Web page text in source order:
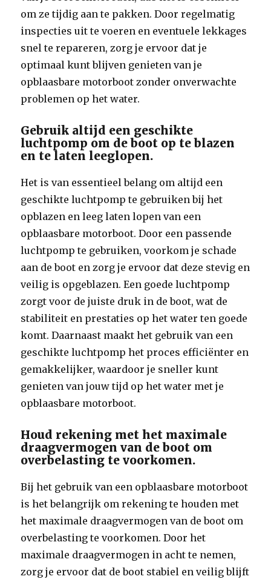
om ze tijdig aan te pakken. Door regelmatig
inspecties uit te voeren en eventuele lekkages
snel te repareren, zorg je ervoor dat je
optimaal kunt blijven genieten van je
opblaasbare motorboot zonder onverwachte
problemen op het water.
Gebruik altijd een geschikte
luchtpomp om de boot op te blazen
en te laten leeglopen.
Het is van essentieel belang om altijd een
geschikte luchtpomp te gebruiken bij het
opblazen en leeg laten lopen van een
opblaasbare motorboot. Door een passende
luchtpomp te gebruiken, voorkom je schade
aan de boot en zorg je ervoor dat deze stevig en
veilig is opgeblazen. Een goede luchtpomp
zorgt voor de juiste druk in de boot, wat de
stabiliteit en prestaties op het water ten goede
komt. Daarnaast maakt het gebruik van een
geschikte luchtpomp het proces efficiënter en
gemakkelijker, waardoor je sneller kunt
genieten van jouw tijd op het water met je
opblaasbare motorboot.
Houd rekening met het maximale
draagvermogen van de boot om
overbelasting te voorkomen.
Bij het gebruik van een opblaasbare motorboot
is het belangrijk om rekening te houden met
het maximale draagvermogen van de boot om
overbelasting te voorkomen. Door het
maximale draagvermogen in acht te nemen,
zorg je ervoor dat de boot stabiel en veilig blijft